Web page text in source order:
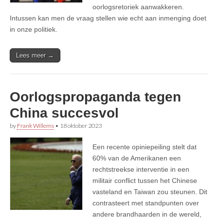
oorlogsretoriek aanwakkeren.
Intussen kan men de vraag stellen wie echt aan inmenging doet
in onze politiek.
Lees meer →
Oorlogspropaganda tegen
China succesvol
by Frank Willems • 18 oktober 2023
Een recente opiniepeiling stelt dat
60% van de Amerikanen een
rechtstreekse interventie in een
militair conflict tussen het Chinese
vasteland en Taiwan zou steunen. Dit
contrasteert met standpunten over
andere brandhaarden in de wereld,